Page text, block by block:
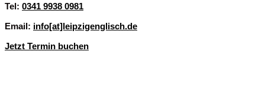
Tel: 0341 9938 0981
Email: info[at]leipzigenglisch.de
Jetzt Termin buchen